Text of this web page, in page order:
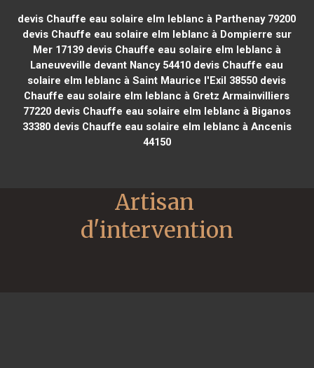
devis Chauffe eau solaire elm leblanc à Parthenay 79200
devis Chauffe eau solaire elm leblanc à Dompierre sur
Mer 17139devis Chauffe eau solaire elm leblanc à
Laneuveville devant Nancy 54410 devis Chauffe eau
solaire elm leblanc à Saint Maurice l'Exil 38550 devis
Chauffe eau solaire elm leblanc à Gretz Armainvilliers
77220devis Chauffe eau solaire elm leblanc à Biganos
33380devis Chauffe eau solaire elm leblanc à Ancenis
44150
Artisan
d'intervention